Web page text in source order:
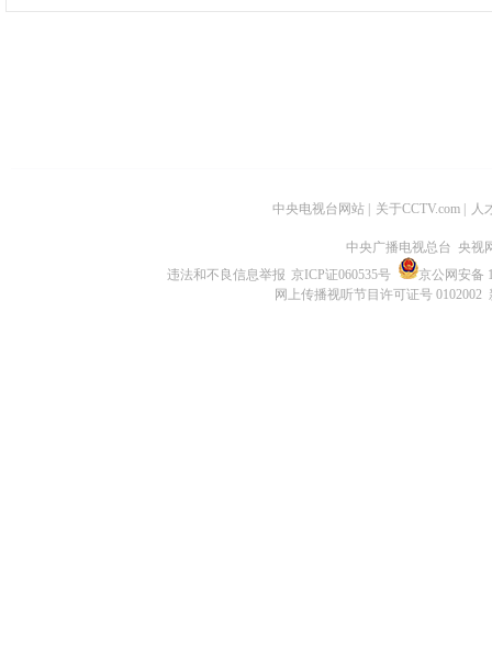
中央电视台网站 关于CCTV.com 人
中央广播电视总台 央视
违法和不良信息举报 京ICP证060535号
京公网安备
网上传播视听节目许可证号 0102002